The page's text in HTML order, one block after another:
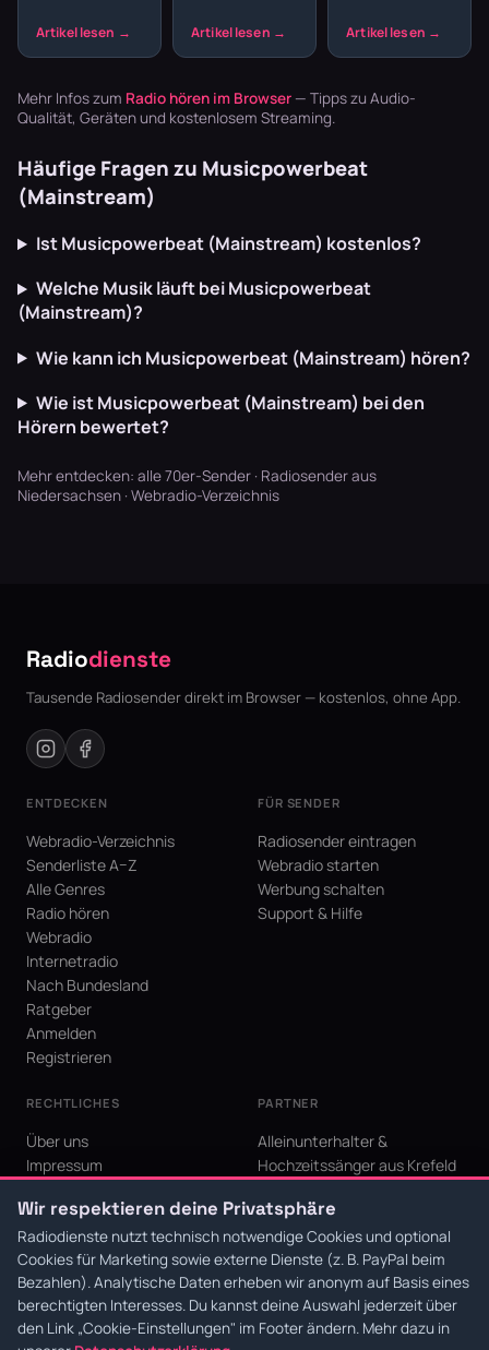
macht den
beliebigen
Musikstream
kennst.
noch nicht
kennst – aber
daheim —
Schlager bis
Mehr Infos zum Radio hören im Browser — Tipps zu Audio-
Qualität, Geräten und kostenlosem Streaming.
Häufige Fragen zu Musicpowerbeat
(Mainstream)
Ist Musicpowerbeat (Mainstream) kostenlos?
Welche Musik läuft bei Musicpowerbeat
(Mainstream)?
Wie kann ich Musicpowerbeat (Mainstream) hören?
Wie ist Musicpowerbeat (Mainstream) bei den
Hörern bewertet?
Mehr entdecken: alle 70er-Sender · Radiosender aus
Niedersachsen · Webradio-Verzeichnis
Radiodienste
Tausende Radiosender direkt im Browser — kostenlos, ohne App.
ENTDECKEN
Webradio-Verzeichnis
Senderliste A–Z
Alle Genres
Radio hören
Webradio
Internetradio
Nach Bundesland
Ratgeber
Anmelden
Registrieren
FÜR SENDER
Radiosender eintragen
Webradio starten
Werbung schalten
Support & Hilfe
RECHTLICHES
Über uns
Impressum
AGB
Cookie-Einstellungen
PARTNER
Alleinunterhalter &
Hochzeitssänger aus Krefeld
Krefeld für den Niederrhein
© 2026 Radiodienste. Alle Rechte vorbehalten.·Datenschutz·AGB·
Wir respektieren deine Privatsphäre
Radiodienste nutzt technisch notwendige Cookies und optional
Cookies für Marketing sowie externe Dienste (z. B. PayPal beim
Bezahlen). Analytische Daten erheben wir anonym auf Basis eines
berechtigten Interesses. Du kannst deine Auswahl jederzeit über
den Link „Cookie-Einstellungen" im Footer ändern. Mehr dazu in